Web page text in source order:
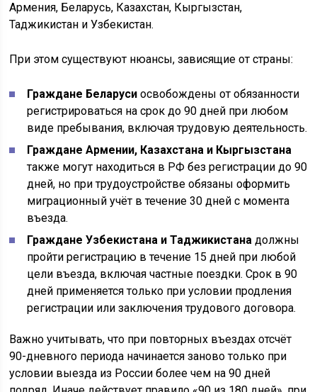
Армения, Беларусь, Казахстан, Кыргызстан,
Таджикистан и Узбекистан.
При этом существуют нюансы, зависящие от страны:
Граждане Беларуси освобождены от обязанности
регистрироваться на срок до 90 дней при любом
виде пребывания, включая трудовую деятельность.
Граждане Армении, Казахстана и Кыргызстана
также могут находиться в РФ без регистрации до 90
дней, но при трудоустройстве обязаны оформить
миграционный учёт в течение 30 дней с момента
въезда.
Граждане Узбекистана и Таджикистана должны
пройти регистрацию в течение 15 дней при любой
цели въезда, включая частные поездки. Срок в 90
дней применяется только при условии продления
регистрации или заключения трудового договора.
Важно учитывать, что при повторных въездах отсчёт
90-дневного периода начинается заново только при
условии выезда из России более чем на 90 дней